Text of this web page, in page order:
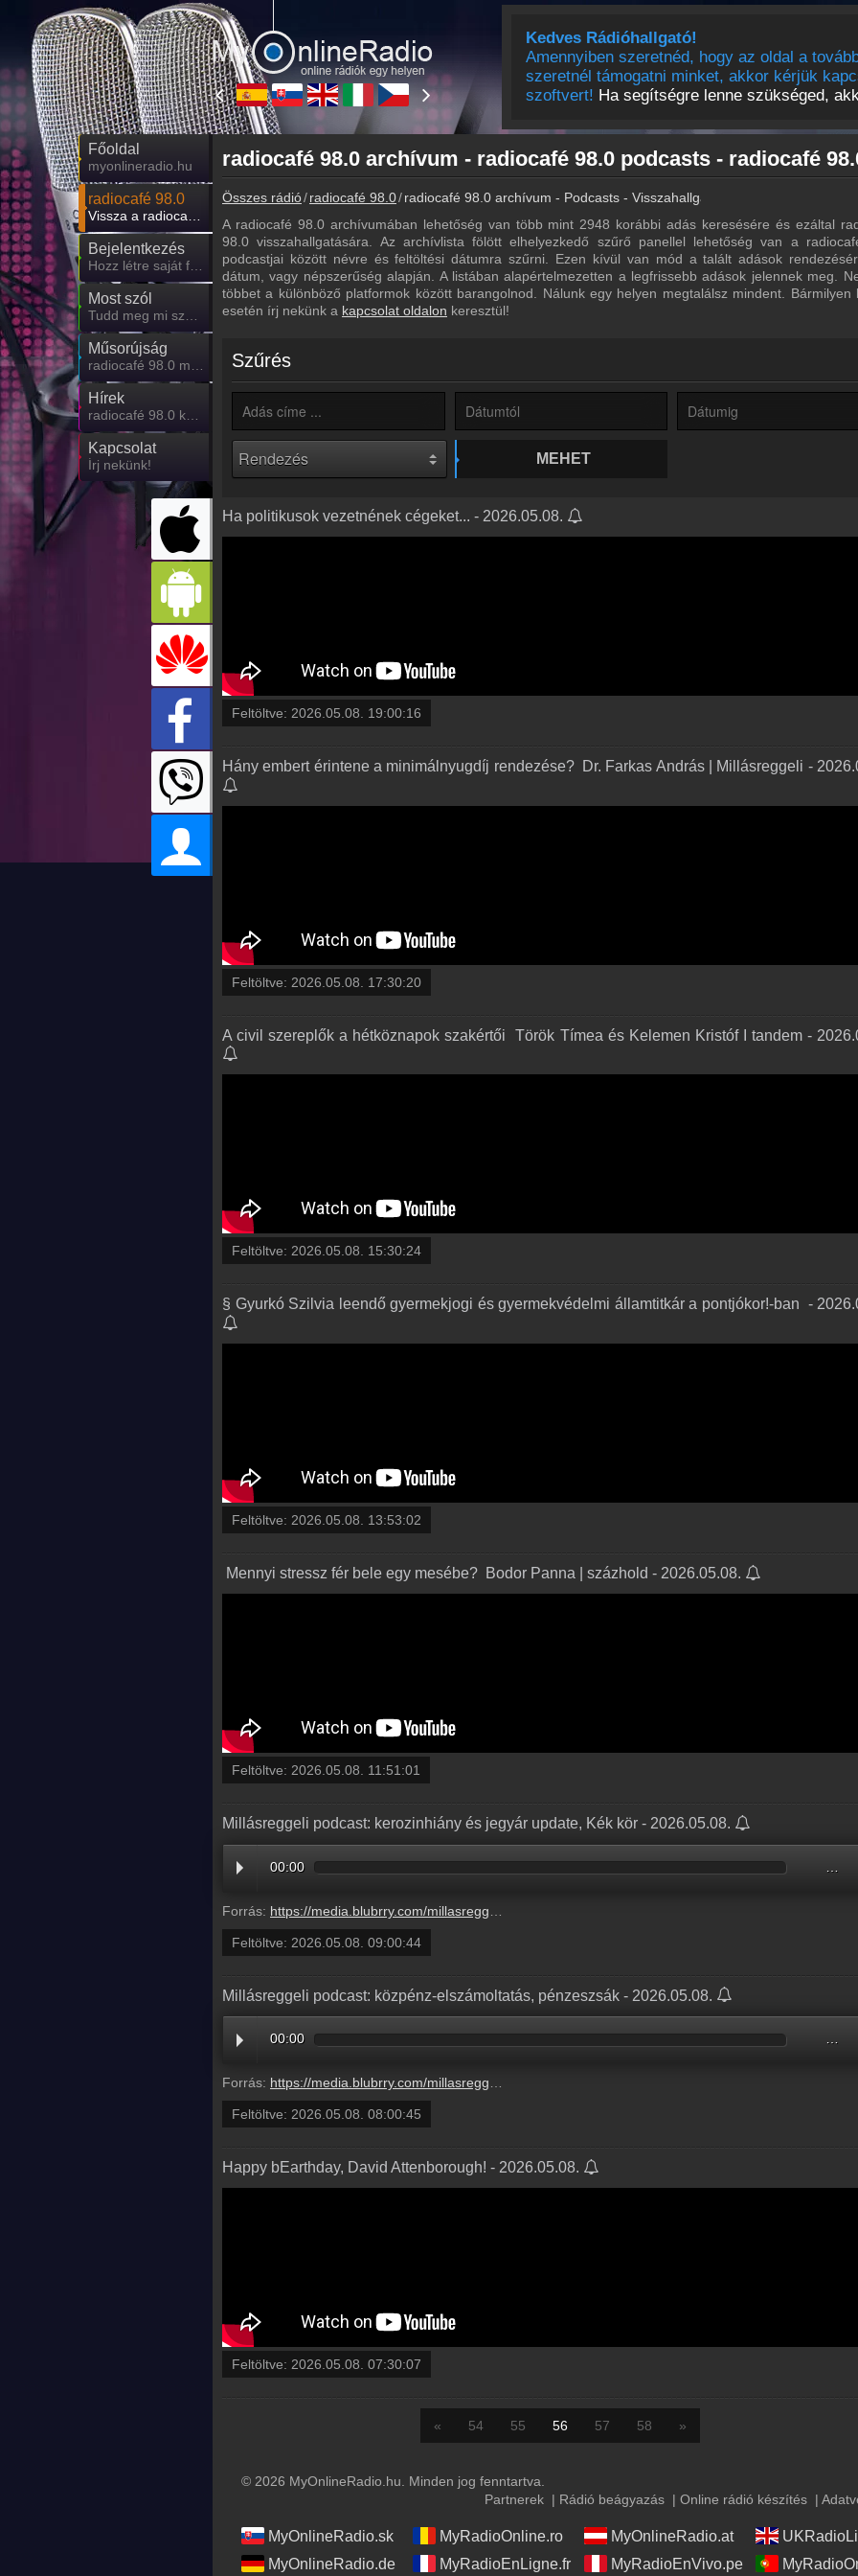
Kedves Rádióhallgató!
Amennyiben szeretnéd, hogy az oldal a
szeretnél támogatni minket, akkor kérjük
szoftvert! Ha segítségre lenne szükséged,
Főoldal
myonlineradio.hu
radiocafé 98.0
Bejelentkezés
Most szól
Műsorújság
Hírek
Kapcsolat
Írj nekünk!
Összes rádió radiocafé 98.0 radiocafé 98.0 archívum - Podcasts - Visszahallgatás
A radiocafé 98.0 archívumában lehetőség van több mint 2948 korábbi adás keresésére és ezáltal
98.0 visszahallgatására. Az archívlista fölött elhelyezkedő szűrő panellel lehetőség van a
podcastjai között névre és feltöltési dátumra szűrni. Ezen kívül van mód a talált adások
dátum, vagy népszerűség alapján. A listában alapértelmezetten a legfrissebb adások jelennek meg.
többet a különböző platformok között barangolnod. Nálunk egy helyen megtalálsz mindent. Bármilyen
esetén írj nekünk a kapcsolat oldalon keresztül!
Szűrés
MEHET
Ha politikusok vezetnének cégeket... - 2026.05.08.
Feltöltve: 2026.05.08. 19:00:16
Hány embert érintene a minimálnyugdíj rendezése? ️ Dr. Farkas András | Millásreggeli -
Feltöltve: 2026.05.08. 17:30:20
A civil szereplők a hétköznapok szakértői ️ Török Tímea és Kelemen Kristóf I tandem -
Feltöltve: 2026.05.08. 15:30:24
§ Gyurkó Szilvia leendő gyermekjogi és gyermekvédelmi államtitkár a pontjókor!-ban ️ -
Feltöltve: 2026.05.08. 13:53:02
‍ Mennyi stressz fér bele egy mesébe? ️ Bodor Panna | százhold - 2026.05.08.
Feltöltve: 2026.05.08. 11:51:01
Millásreggeli podcast: kerozinhiány és jegyár update, Kék kör - 2026.05.08.
00:00
Forrás: https://media.blubrry.com/millasreggeli/millasreggeli.hu/wp-content/uploads/2026/05/cafe_radiocafe98_20260508-0900_OK.mp3
Feltöltve: 2026.05.08. 09:00:44
Millásreggeli podcast: közpénz-elszámoltatás, pénzeszsák - 2026.05.08.
00:00 …
Forrás: https://media.blubrry.com/millasreggeli/millasreggeli.hu/wp-content/uploads/2026/05/cafe_radiocafe98_20260508-0800_OK.mp3
Feltöltve: 2026.05.08. 08:00:45
Happy bEarthday, David Attenborough! - 2026.05.08.
Feltöltve: 2026.05.08. 07:30:07
« 54 55 56 57 58 »
© 2026 MyOnlineRadio.hu. Minden jog fenntartva.
Partnerek | Rádió beágyazás | Online rádió készítés |
MyOnlineRadio.sk MyRadioOnline.ro MyOnlineRadio.at
MyOnlineRadio.de
MyRadioEnLigne.fr MyRadioEnVivo.pe